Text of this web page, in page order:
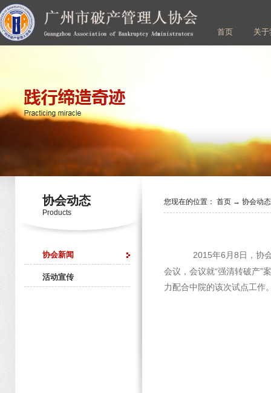
首页 关
协会动态
Products
协会新闻
活动宣传
您现在的位置： 首页 → 协会动态
2015年6月8日，协
会议，会议就“强清转破产”
力配合中院的该次试点工作